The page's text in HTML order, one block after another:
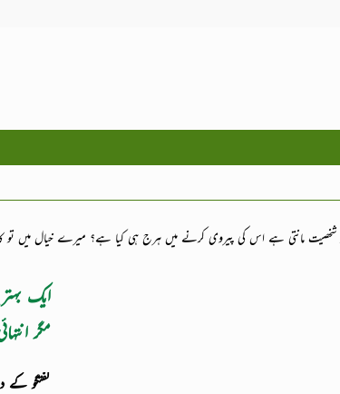
مانتی ہے اس کی پیروی کرنے میں ہرج ہی کیا ہے؟ میرے خیال میں تو
صدر مسجد کے امام کیوں نہ ہوتے ؟
مگر
گفتگو کے